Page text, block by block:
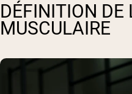
DÉFINITION DE
MUSCULAIRE